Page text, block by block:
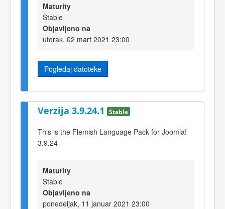
Maturity
Stable
Objavljeno na
utorak, 02 mart 2021 23:00
Pogledaj datoteke
Verzija 3.9.24.1 Stable
This is the Flemish Language Pack for Joomla!
3.9.24
Maturity
Stable
Objavljeno na
ponedeljak, 11 januar 2021 23:00